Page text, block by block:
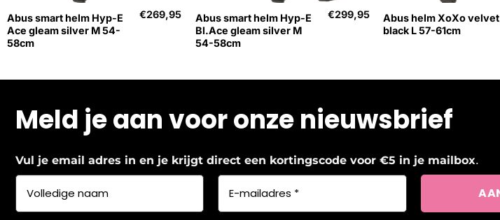
Abus smart helm Hyp-E
Ace gleam silver M 54-
58cm
€269,95
Abus smart helm Hyp-E
Bl.Ace gleam silver M
54-58cm
€299,95
Abus helm XoXo velvet
black L 57-61cm
Meld je aan voor onze nieuwsbrief
Vul je email adres in en je krijgt direct een kortingscode voor €5 in je mailbox.